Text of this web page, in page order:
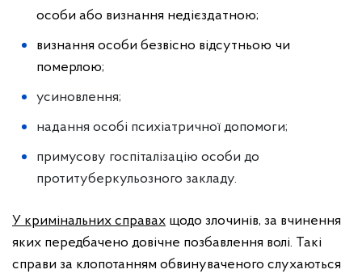
особи або визнання недієздатною;
визнання особи безвісно відсутньою чи
померлою;
усиновлення;
надання особі психіатричної допомоги;
примусову госпіталізацію особи до
протитуберкульозного закладу.
У кримінальних справах щодо злочинів, за вчинення
яких передбачено довічне позбавлення волі. Такі
справи за клопотанням обвинуваченого слухаються